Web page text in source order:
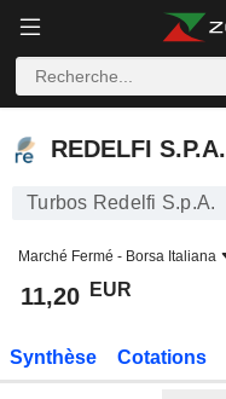
REDELFI S.P.A.
REDELFI S.P.A.
Turbos Redelfi S.p.A.
Marché Fermé - Borsa Italiana
11,20 EUR
Synthèse Cotations